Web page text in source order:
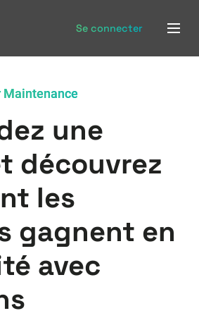
Se connecter
Maintenance
une
découvrez
les
gagnent en
avec